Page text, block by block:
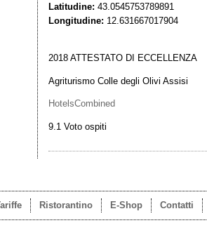
Latitudine: 43.0545753789891
Longitudine: 12.631667017904
2018 ATTESTATO DI ECCELLENZA
Agriturismo Colle degli Olivi Assisi
HotelsCombined
9.1 Voto ospiti
Ristorantino E-Shop
Contatti